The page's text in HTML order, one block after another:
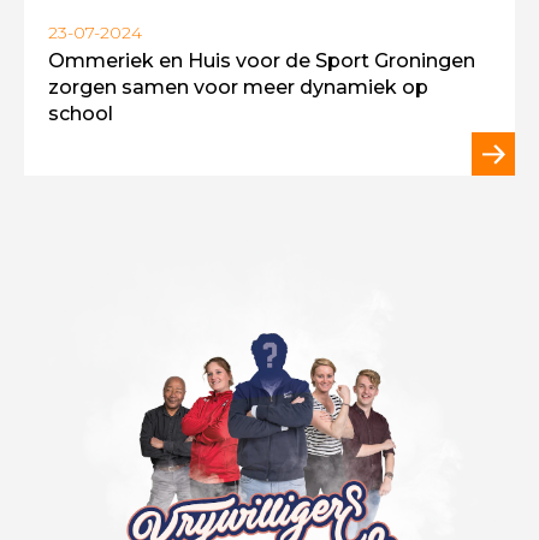
23-07-2024
Ommeriek en Huis voor de Sport Groningen
zorgen samen voor meer dynamiek op
school